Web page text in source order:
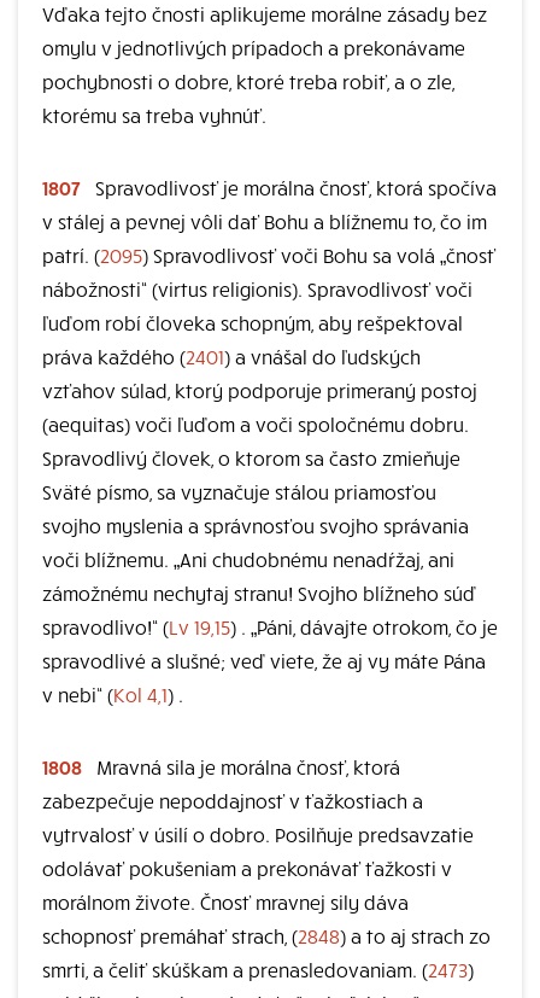
Vďaka tejto čnosti aplikujeme morálne zásady bez
omylu v jednotlivých prípadoch a prekonávame
pochybnosti o dobre, ktoré treba robiť, a o zle,
ktorému sa treba vyhnúť.
1807 Spravodlivosť je morálna čnosť, ktorá spočíva
v stálej a pevnej vôli dať Bohu a blížnemu to, čo im
patrí. (2095) Spravodlivosť voči Bohu sa volá „čnosť
nábožnosti“ (virtus religionis). Spravodlivosť voči
ľuďom robí človeka schopným, aby rešpektoval
práva každého (2401) a vnášal do ľudských
vzťahov súlad, ktorý podporuje primeraný postoj
(aequitas) voči ľuďom a voči spoločnému dobru.
Spravodlivý človek, o ktorom sa často zmieňuje
Sväté písmo, sa vyznačuje stálou priamosťou
svojho myslenia a správnosťou svojho správania
voči blížnemu. „Ani chudobnému nenadŕžaj, ani
zámožnému nechytaj stranu! Svojho blížneho súď
spravodlivo!“ (Lv 19,15) . „Páni, dávajte otrokom, čo je
spravodlivé a slušné; veď viete, že aj vy máte Pána
v nebi“ (Kol 4,1) .
1808
Mravná sila je morálna čnosť, ktorá
zabezpečuje nepoddajnosť v ťažkostiach a
vytrvalosť v úsilí o dobro. Posilňuje predsavzatie
odolávať pokušeniam a prekonávať ťažkosti v
morálnom živote. Čnosť mravnej sily dáva
schopnosť premáhať strach, (2848) a to aj strach zo
smrti, a čeliť skúškam a prenasledovaniam. (2473)